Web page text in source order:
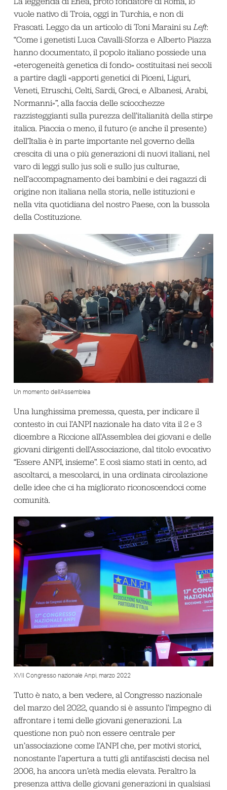
vuole nativo di Troia, oggi in Turchia, e non di
Frascati. Leggo da un articolo di Toni Maraini suLeft:
“Come i genetisti Luca Cavalli-Sforza e Alberto Piazza
hanno documentato, il popolo italiano possiede una
«eterogeneità genetica di fondo» costituitasi nei secoli
a partire dagli «apporti genetici di Piceni, Liguri,
Veneti, Etruschi, Celti, Sardi, Greci, e Albanesi, Arabi,
Normanni»”, alla faccia delle sciocchezze
razzisteggianti sulla purezza dell’italianità della stirpe
italica. Piaccia o meno, il futuro (e anche il presente)
dell’Italia è in parte importante nel governo della
crescita di una o più generazioni di nuovi italiani, nel
varo di leggi sullo jus soli e sullo jus culturae,
nell’accompagnamento dei bambini e dei ragazzi di
origine non italiana nella storia, nelle istituzioni e
nella vita quotidiana del nostro Paese, con la bussola
della Costituzione.
Un momento dell’Assemblea
Una lunghissima premessa, questa, per indicare il
contesto in cui l’ANPI nazionale ha dato vita il 2 e 3
dicembre a Riccione all’Assemblea dei giovani e delle
giovani dirigenti dell’Associazione, dal titolo evocativo
“Essere ANPI, insieme”. E così siamo stati in cento, ad
ascoltarci, a mescolarci, in una ordinata circolazione
delle idee che ci ha migliorato riconoscendoci come
comunità.
XVII Congresso nazionale Anpi, marzo 2022
Tutto è nato, a ben vedere, al Congresso nazionale
del marzo del 2022, quando si è assunto l’impegno di
affrontare i temi delle giovani generazioni. La
questione non può non essere centrale per
un’associazione come l’ANPI che, per motivi storici,
nonostante l’apertura a tutti gli antifascisti decisa nel
2006, ha ancora un’età media elevata. Peraltro la
presenza attiva delle giovani generazioni in qualsiasi